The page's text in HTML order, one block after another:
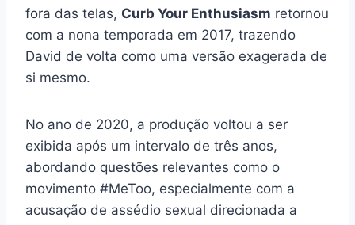
fora das telas, Curb Your Enthusiasm retornou
com a nona temporada em 2017, trazendo
David de volta como uma versão exagerada de
si mesmo.
No ano de 2020, a produção voltou a ser
exibida após um intervalo de três anos,
abordando questões relevantes como o
movimento #MeToo, especialmente com a
acusação de assédio sexual direcionada a